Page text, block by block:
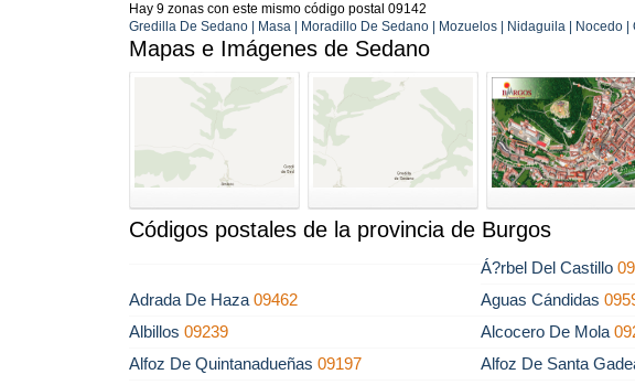
Hay 9 zonas con este mismo código postal 09142
Gredilla De Sedano | Masa | Moradillo De Sedano | Mozuelos | Nidaguila | Nocedo |
Mapas e Imágenes de Sedano
Códigos postales de la provincia de Burgos
Á?rbel Del Castillo
Adrada De Haza 09462 Aguas Cándidas
Albillos 09239 Alcocero De Mola
Alfoz De Quintanadueñas 09197 Alfoz De Santa